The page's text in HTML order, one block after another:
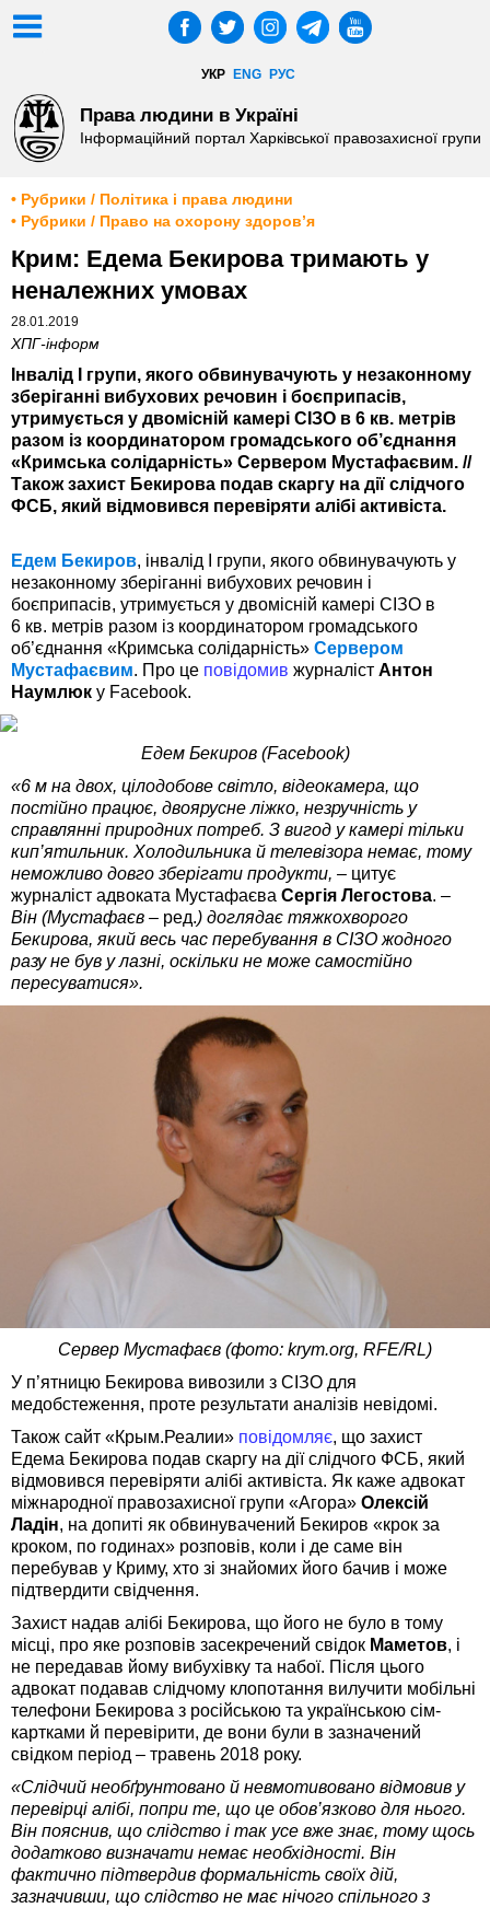
УКР ENG РУС
Права людини в Україні
Інформаційний портал Харківської правозахисної групи
• Рубрики / Політика і права людини
• Рубрики / Право на охорону здоров’я
Крим: Едема Бекирова тримають у
неналежних умовах
28.01.2019
ХПГ-інформ
Інвалід I групи, якого обвинувачують у незаконному
зберіганні вибухових речовин і боєприпасів,
утримується у двомісній камері СІЗО в 6 кв. метрів
разом із координатором громадського об’єднання
«Кримська солідарність» Сервером Мустафаєвим. //
Також захист Бекирова подав скаргу на дії слідчого
ФСБ, який відмовився перевіряти алібі активіста.
Едем Бекиров, інвалід I групи, якого обвинувачують у
незаконному зберіганні вибухових речовин і
боєприпасів, утримується у двомісній камері СІЗО в
6 кв. метрів разом із координатором громадського
об’єднання «Кримська солідарність» Сервером
Мустафаєвим. Про це повідомив журналіст Антон
Наумлюк у Facebook.
Едем Бекиров (Facebook)
«6 м на двох, цілодобове світло, відеокамера, що
постійно працює, двоярусне ліжко, незручність у
справлянні природних потреб. З вигод у камері тільки
кип’ятильник. Холодильника й телевізора немає, тому
неможливо довго зберігати продукти, – цитує
журналіст адвоката Мустафаєва Сергія Легостова. –
Він (Мустафаєв – ред.) доглядає тяжкохворого
Бекирова, який весь час перебування в СІЗО жодного
разу не був у лазні, оскільки не може самостійно
пересуватися».
Сервер Мустафаєв (фото: krym.org, RFE/RL)
У п’ятницю Бекирова вивозили з СІЗО для
медобстеження, проте результати аналізів невідомі.
Також сайт «Крым.Реалии» повідомляє, що захист
Едема Бекирова подав скаргу на дії слідчого ФСБ, який
відмовився перевіряти алібі активіста. Як каже адвокат
міжнародної правозахисної групи «Агора» Олексій
Ладін, на допиті як обвинувачений Бекиров «крок за
кроком, по годинах» розповів, коли і де саме він
перебував у Криму, хто зі знайомих його бачив і може
підтвердити свідчення.
Захист надав алібі Бекирова, що його не було в тому
місці, про яке розповів засекречений свідок Маметов, і
не передавав йому вибухівку та набої. Після цього
адвокат подавав слідчому клопотання вилучити мобільні
телефони Бекирова з російською та українською сім-
картками й перевірити, де вони були в зазначений
свідком період – травень 2018 року.
«Слідчий необґрунтовано й невмотивовано відмовив у
перевірці алібі, попри те, що це обов’язково для нього.
Він пояснив, що слідство і так усе вже знає, тому щось
додатково визначати немає необхідності. Він
фактично підтвердив формальність своїх дій,
зазначивши, що слідство не має нічого спільного з